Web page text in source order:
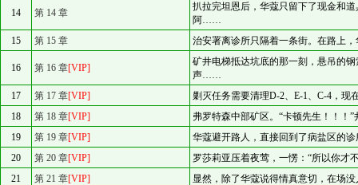
14 第 14 章
扒拉完坦恩后，华蔻只留下了现金和
阿……
15
第 15 章 治安署离诊所只隔着一条街。在路上
16 第 16 章[VIP]
矿井电梯抵达坑底的那一刻，悬吊的
声……
17
第 17 章[VIP]
剿灭任务需要清理D-2、E-1、C-4，
18
第 18 章[VIP]
弗罗特森中部矿区。“卡顿先生！！
19
第 19 章[VIP]
华蔻避开路人，直接回到了病盐区的
20
第 20 章[VIP]
罗莎莉亚压着夜莺，一愣：“所以你
21
第 21 章[VIP]
显然，除了华蔻说得情真意切，在场